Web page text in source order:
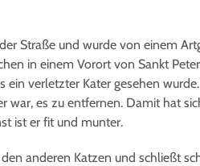
Straße und wurde von einem
in einem Vorort von Sankt
verletzter Kater gesehen
war, es zu entfernen. Damit hat
ist er fit und munter.
anderen Katzen und schließt